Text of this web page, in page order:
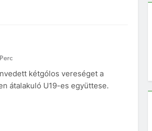
kétgólos vereséget a
átalakuló U19-es együttese.